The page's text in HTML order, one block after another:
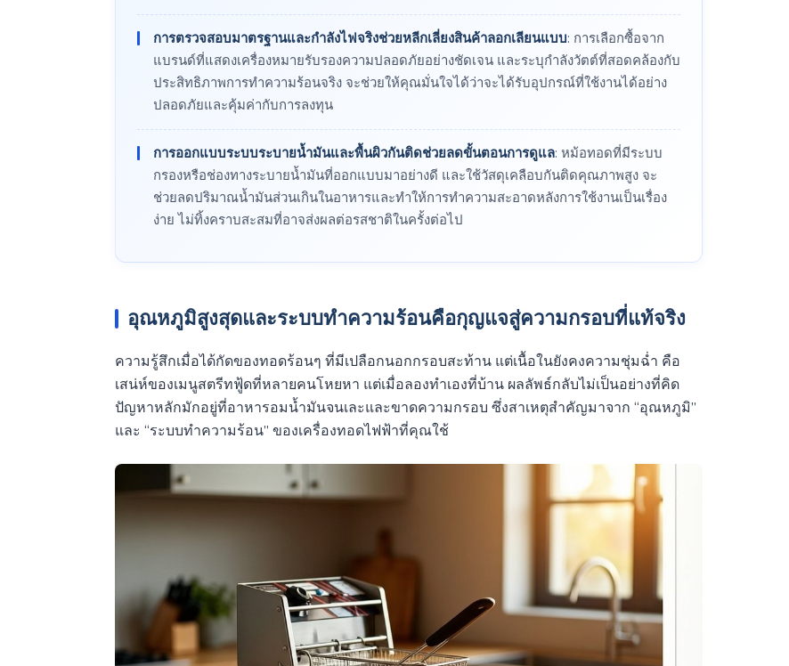
การตรวจสอบมาตรฐานและกำลังไฟจริงช่วยหลีกเลี่ยงสินค้าลอกเลียนแบบ: การเลือกซื้อจาก
แบรนด์ที่แสดงเครื่องหมายรับรองความปลอดภัยอย่างชัดเจน และระบุกำลังวัตต์ที่สอดคล้องกับ
ประสิทธิภาพการทำความร้อนจริง จะช่วยให้คุณมั่นใจได้ว่าจะได้รับอุปกรณ์ที่ใช้งานได้อย่าง
ปลอดภัยและคุ้มค่ากับการลงทุน
การออกแบบระบบระบายน้ำมันและพื้นผิวกันติดช่วยลดขั้นตอนการดูแล: หม้อทอดที่มีระบบ
กรองหรือช่องทางระบายน้ำมันที่ออกแบบมาอย่างดี และใช้วัสดุเคลือบกันติดคุณภาพสูง จะ
ช่วยลดปริมาณน้ำมันส่วนเกินในอาหารและทำให้การทำความสะอาดหลังการใช้งานเป็นเรื่อง
ง่าย ไม่ทิ้งคราบสะสมที่อาจส่งผลต่อรสชาติในครั้งต่อไป
อุณหภูมิสูงสุดและระบบทำความร้อนคือกุญแจสู่ความกรอบที่แท้จริง
ความรู้สึกเมื่อได้กัดของทอดร้อนๆ ที่มีเปลือกนอกกรอบสะท้าน แต่เนื้อในยังคงความชุ่มฉ่ำ คือ
เสน่ห์ของเมนูสตรีทฟู้ดที่หลายคนโหยหา แต่เมื่อลองทำเองที่บ้าน ผลลัพธ์กลับไม่เป็นอย่างที่คิด
ปัญหาหลักมักอยู่ที่อาหารอมน้ำมันจนเละและขาดความกรอบ ซึ่งสาเหตุสำคัญมาจาก “อุณหภูมิ”
และ “ระบบทำความร้อน” ของเครื่องทอดไฟฟ้าที่คุณใช้